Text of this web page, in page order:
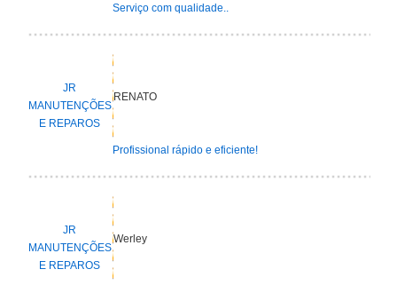
Serviço com qualidade..
JR
MANUTENÇÕES
E REPAROS
RENATO
Profissional rápido e eficiente!
JR
MANUTENÇÕES
E REPAROS
Werley